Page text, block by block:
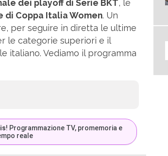
dei playoff di Serie BKT, le
di Coppa Italia Women. Un
per seguire in diretta le ultime
le categorie superiori e il
italiano. Vediamo il programma
! Programmazione TV, promemoria e
reale